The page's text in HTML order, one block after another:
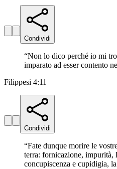
Condividi
“Non lo dico perché io mi
imparato ad esser contento
Filippesi 4:11
Condividi
“Fate dunque morire le
terra: fornicazione, impurità,
concupiscenza e cupidigia,